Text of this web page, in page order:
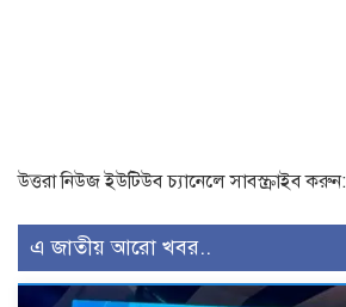
উত্তরা নিউজ ইউটিউব চ্যানেলে সাবস্ক্রাইব করুন:
এ জাতীয় আরো খবর..